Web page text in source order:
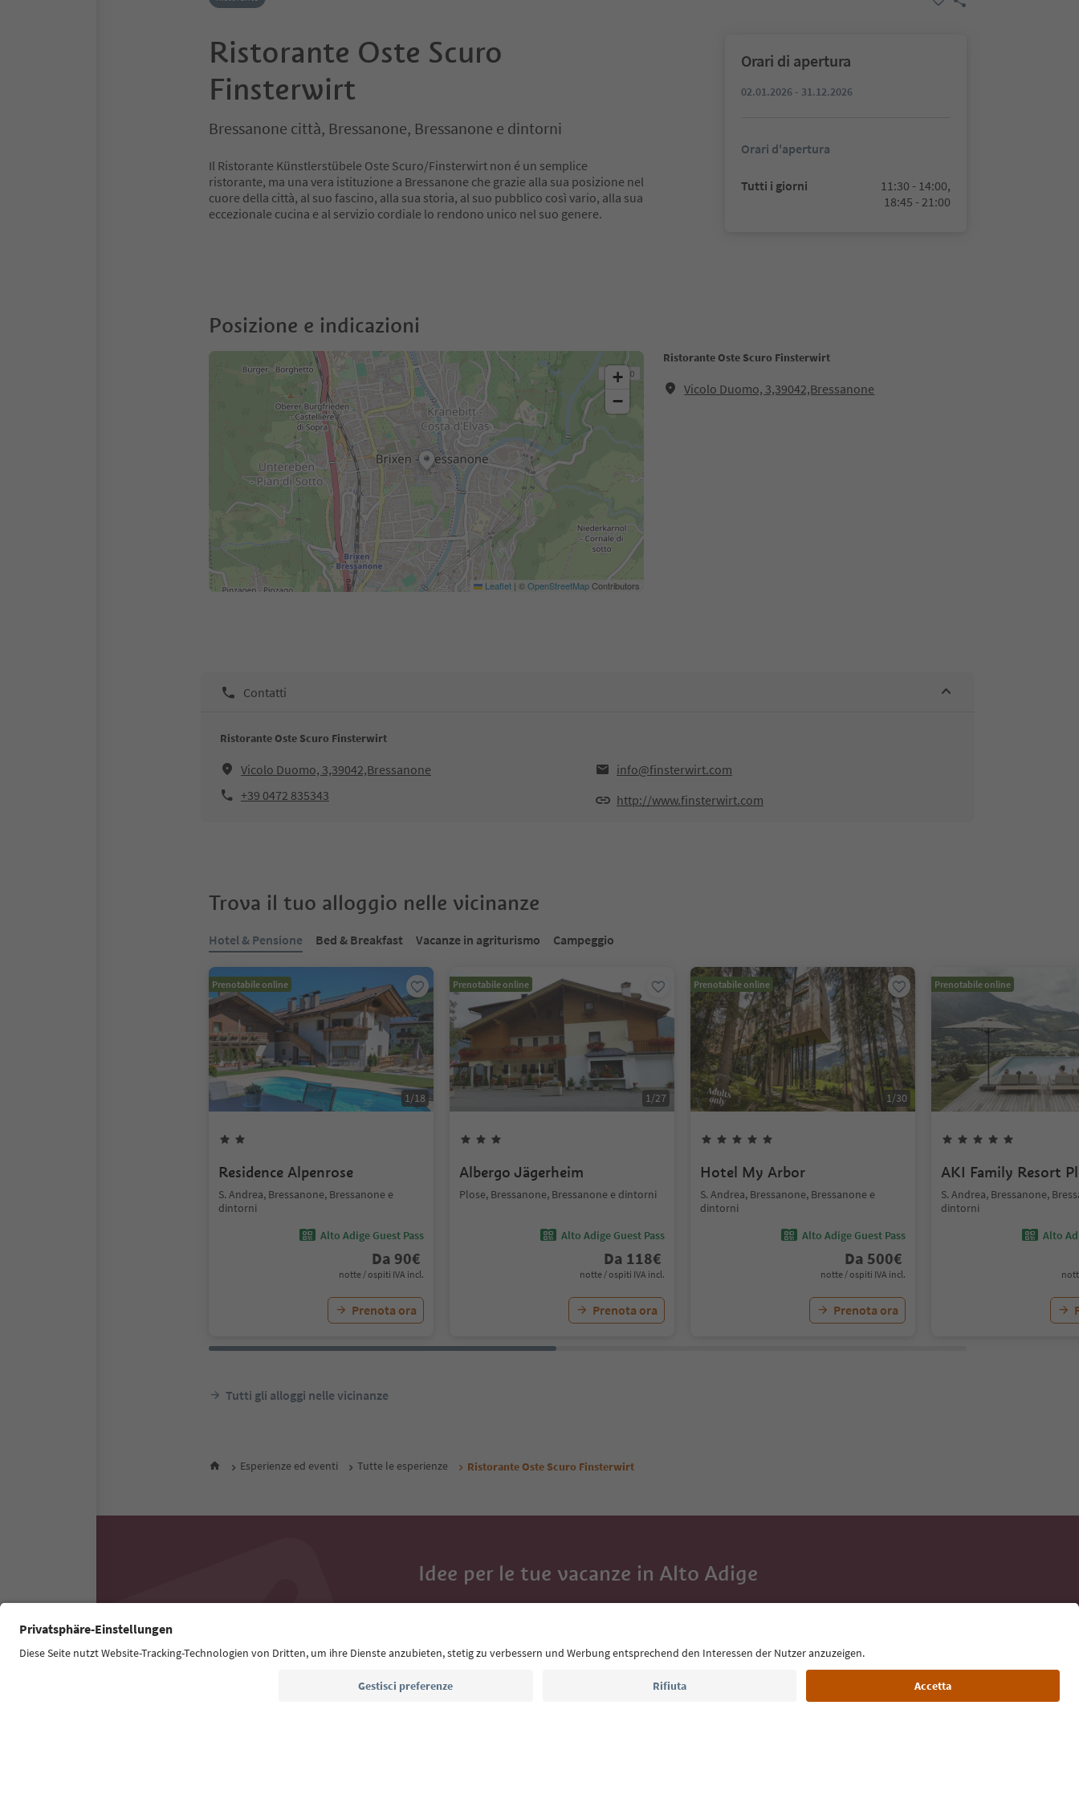
Ristorante Oste Scuro
Finsterwirt
Bressanone città, Bressanone, Bressanone e dintorni
Il Ristorante Künstlerstübele Oste Scuro/Finsterwirt non é un semplice
ristorante, ma una vera istituzione a Bressanone che grazie alla sua posizione nel
cuore della città, al suo fascino, alla sua storia, al suo pubblico così vario, alla sua
eccezionale cucina e al servizio cordiale lo rendono unico nel suo genere.
Orari di apertura
02.01.2026 - 31.12.2026
Orari d'apertura
Tutti i giorni
11:30 - 14:00,
18:45 - 21:00
Posizione e indicazioni
Ristorante Oste Scuro Finsterwirt
Vicolo Duomo, 3,39042,Bressanone
+
−
Leaflet | ©OpenStreetMapContributors
Contatti
Ristorante Oste Scuro Finsterwirt
Vicolo Duomo, 3,39042,Bressanone
info@finsterwirt.com
+39 0472 835343
http://www.finsterwirt.com
Trova il tuo alloggio nelle vicinanze
Hotel & Pensione Bed & Breakfast Vacanze in agriturismo Campeggio
Prenotabile online
1/18
Residence Alpenrose
S. Andrea, Bressanone, Bressanone e
dintorni
Alto Adige Guest Pass
Da 90€
notte / ospiti IVA incl.
Prenota ora
Prenotabile online
1/27
Albergo Jägerheim
Plose, Bressanone, Bressanone e dintorni
Alto Adige Guest Pass
Da 118€
notte / ospiti IVA incl.
Prenota ora
Prenotabile online
1/30
Hotel My Arbor
S. Andrea, Bressanone, Bressanone e
dintorni
Alto Adige Guest Pass
Da 500€
notte / ospiti IVA incl.
Prenota ora
Prenotabile online
AKI Family Resort
S. Andrea, Bressanone,
dintorni
Alto
Tutti gli alloggi nelle vicinanze
Esperienze ed eventi Tutte le esperienze Ristorante Oste Scuro Finsterwirt
Idee per le tue vacanze in Alto Adige
Con la newsletter dell’Alto Adige ricevi consigli per le tue vacanze,
Indirizzo e-mail*